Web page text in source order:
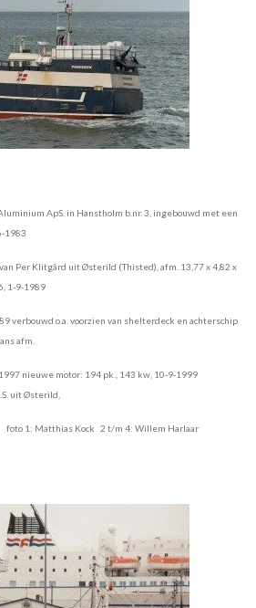
ApS. in Hanstholm b.nr. 3, ingebouwd met een
1983
Per Klitgârd uit Østerild (Thisted), afm. 13,77 x 4,82 x
1-9-1989
verbouwd o.a. voorzien van shelterdeck en achterschip
afm.
nieuwe motor: 194 pk., 143 kw, 10-9-1999
uit Østerild,
1: Matthias Kock 2 t/m 4: Willem Harlaar